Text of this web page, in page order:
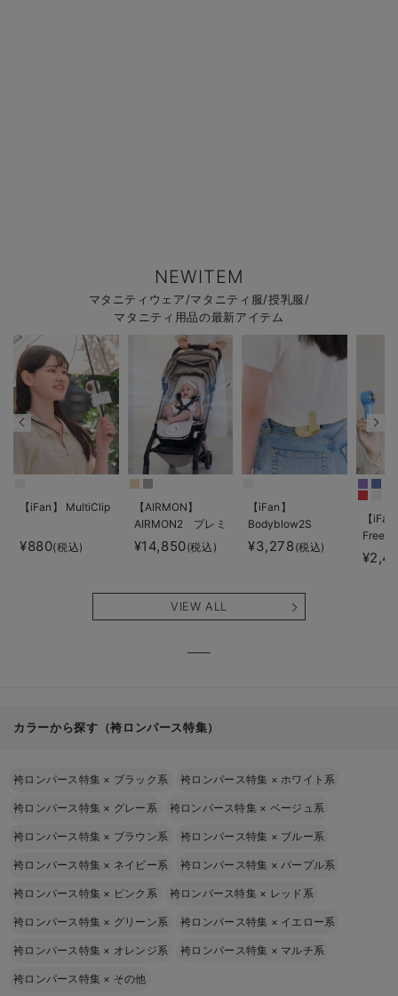
NEWITEM
マタニティウェア/マタニティ服/授乳服/
マタニティ用品の最新アイテム
【iFan】 MultiClip
¥880(税込)
【AIRMON】
AIRMON2 プレミ
アム
¥14,850(税込)
【iFan】
Bodyblow2S
¥3,278(税込)
【
Freeze
VIEW ALL
カラーから探す（袴ロンパース特集）
袴ロンパース特集 × ブラック系 袴ロンパース特集 ×ホワイト系
袴ロンパース特集 × グレー系 袴ロンパース特集 × ベージュ系
袴ロンパース特集 × ブラウン系 袴ロンパース特集 × ブルー系
袴ロンパース特集 × ネイビー系 袴ロンパース特集 ×パープル系
袴ロンパース特集 × ピンク系 袴ロンパース特集 × レッド系
袴ロンパース特集 × グリーン系 袴ロンパース特集 × イエロー系
袴ロンパース特集 × オレンジ系 袴ロンパース特集 × マルチ系
袴ロンパース特集 × その他